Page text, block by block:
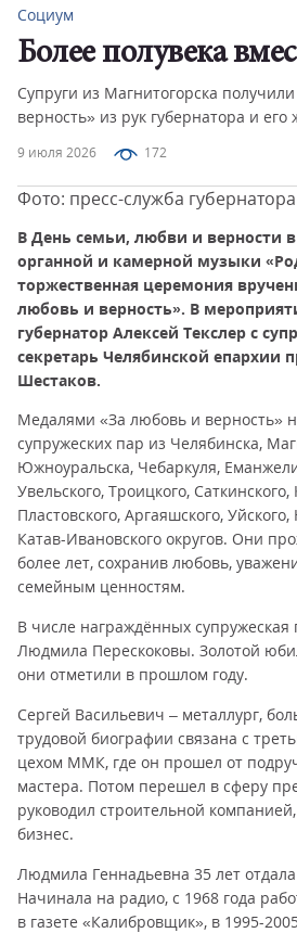
9 июля 2026 172
Социум
Более полувека
Супруги из Магнитогорска
верность» из рук губернатора и его
Фото: пресс-служба
В День семьи, любви и верности
органной и камерной музыки
торжественная церемония
любовь и верность». В
губернатор Алексей Текслер с
секретарь Челябинской епархии
Шестаков.
Медалями «За любовь и верность»
супружеских пар из Челябинска,
Южноуральска, Чебаркуля,
Увельского, Троицкого, Саткинского,
Пластовского, Аргаяшского,
Катав-Ивановского округов. Они
более лет, сохранив любовь,
семейным ценностям.
В числе награждённых супружеская
Людмила Перескоковы. Золотой
они отметили в прошлом году.
Сергей Васильевич – металлург,
трудовой биографии связана с
цехом ММК, где он прошел от
мастера. Потом перешел в сферу
руководил строительной
бизнес.
Людмила Геннадьевна 35 лет
Начинала на радио, с 1968 года
в газете «Калибровщик», в 1995-